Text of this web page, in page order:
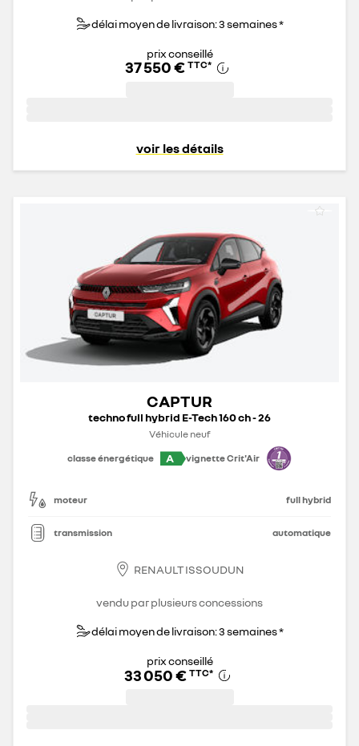
délai moyen de livraison: 3 semaines *
prix conseillé
37 550 € TTC*
voir les détails
CAPTUR
techno full hybrid E-Tech 160 ch - 26
Véhicule neuf
classe énergétique
A vignette Crit'Air
moteur full hybrid
transmission automatique
RENAULT ISSOUDUN
vendu par plusieurs concessions
délai moyen de livraison: 3 semaines *
prix conseillé
33 050 € TTC*